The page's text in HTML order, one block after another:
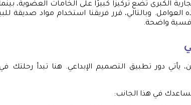
الكبرى تضع تركيزًا كبيرًا على الخامات العضوية،
وبالتالي، قرر فريقنا استخدام مواد صديقة
واضحة.
يأتي دور تطبيق التصميم الإبداعي. هنا تبدأ رحلتك
في هذا الجانب: